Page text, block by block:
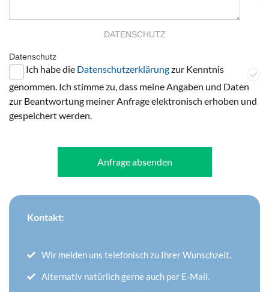
DATENSCHUTZ
Datenschutz
Ich habe die Datenschutzerklärungzur Kenntnis
genommen. Ich stimme zu, dass meine Angaben und Daten
zur Beantwortung meiner Anfrage elektronisch erhoben und
gespeichert werden.
Anfrage absenden
Kontakt:
Wir melden uns telefonisch zu Ihrer Wunschzeit.
Alternativ natürlich gerne auch per E-Mail.